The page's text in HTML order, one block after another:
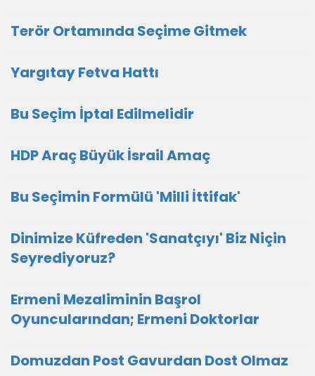
Terör Ortamında Seçime Gitmek
Yargıtay Fetva Hattı
Bu Seçim İptal Edilmelidir
HDP Araç Büyük İsrail Amaç
Bu Seçimin Formülü 'Milli İttifak'
Dinimize Küfreden 'Sanatçıyı' Biz Niçin
Seyrediyoruz?
Ermeni Mezaliminin Başrol
Oyuncularından; Ermeni Doktorlar
Domuzdan Post Gavurdan Dost Olmaz